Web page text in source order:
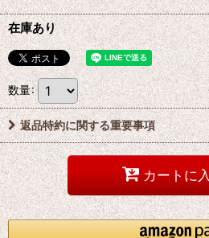
在庫あり
数量:
返品特約に関する重要事項
カートに